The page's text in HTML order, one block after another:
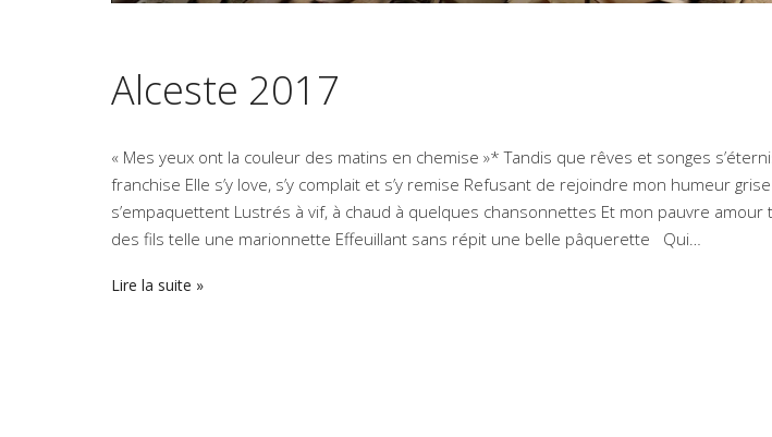
Alceste 2017
« Mes yeux ont la couleur des matins en chemise »* Tandis que rêves et songes
franchise Elle s’y love, s’y complait et s’y remise Refusant de rejoindre mon humeur
s’empaquettent Lustrés à vif, à chaud à quelques chansonnettes Et mon pauvre
des fils telle une marionnette Effeuillant sans répit une belle pâquerette Qui…
Lire la suite